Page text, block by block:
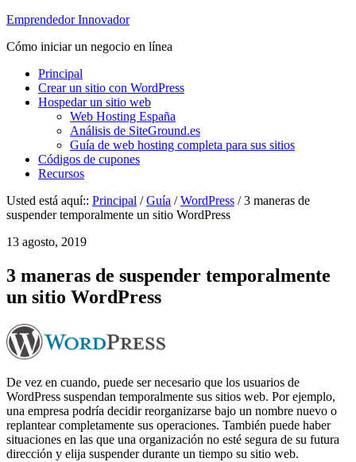
Emprendedor Innovador
Cómo iniciar un negocio en línea
Principal
Crear un sitio con WordPress
Hospedar un sitio web
Web Hosting España
Análisis de SiteGround.es
Guía de web hosting completa para sus sitios
Códigos de cupones
Recursos
Usted está aquí:: Principal /Guía /WordPress / 3 maneras de
suspender temporalmente un sitio WordPress
13 agosto, 2019
3 maneras de suspender temporalmente
un sitio WordPress
De vez en cuando, puede ser necesario que los usuarios de
WordPress suspendan temporalmente sus sitios web. Por ejemplo,
una empresa podría decidir reorganizarse bajo un nombre nuevo o
replantear completamente sus operaciones. También puede haber
situaciones en las que una organización no esté segura de su futura
dirección y elija suspender durante un tiempo su sitio web.